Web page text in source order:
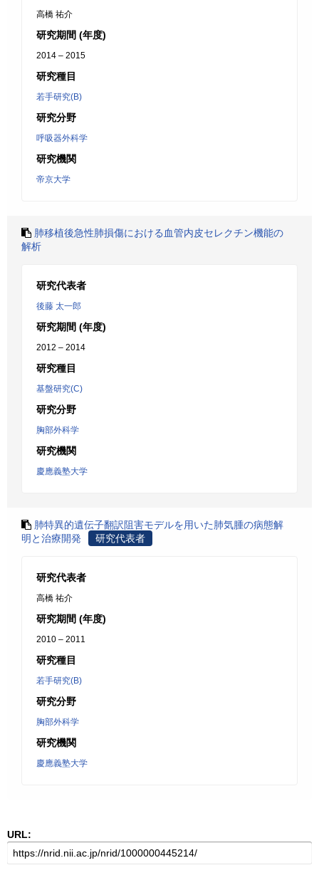
高橋 祐介
研究期間 (年度)
2014 – 2015
研究種目
若手研究(B)
研究分野
呼吸器外科学
研究機関
帝京大学
肺移植後急性肺損傷における血管内皮セレクチン機能の
解析
研究代表者
後藤 太一郎
研究期間 (年度)
2012 – 2014
研究種目
基盤研究(C)
研究分野
胸部外科学
研究機関
慶應義塾大学
肺特異的遺伝子翻訳阻害モデルを用いた肺気腫の病態解
明と治療開発
研究代表者
研究代表者
高橋 祐介
研究期間 (年度)
2010 – 2011
研究種目
若手研究(B)
研究分野
胸部外科学
研究機関
慶應義塾大学
URL: